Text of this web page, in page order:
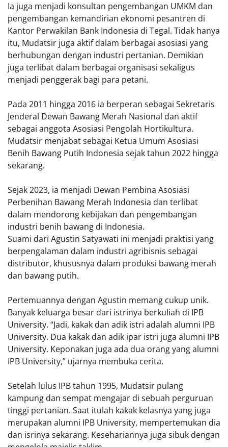
Ia juga menjadi konsultan pengembangan UMKM dan
pengembangan kemandirian ekonomi pesantren di
Kantor Perwakilan Bank Indonesia di Tegal. Tidak hanya
itu, Mudatsir juga aktif dalam berbagai asosiasi yang
berhubungan dengan industri pertanian. Demikian
juga terlibat dalam berbagai organisasi sekaligus
menjadi penggerak bagi para petani.
Pada 2011 hingga 2016 ia berperan sebagai Sekretaris
Jenderal Dewan Bawang Merah Nasional dan aktif
sebagai anggota Asosiasi Pengolah Hortikultura.
Mudatsir menjabat sebagai Ketua Umum Asosiasi
Benih Bawang Putih Indonesia sejak tahun 2022 hingga
sekarang.
Sejak 2023, ia menjadi Dewan Pembina Asosiasi
Perbenihan Bawang Merah Indonesia dan terlibat
dalam mendorong kebijakan dan pengembangan
industri benih bawang di Indonesia.
Suami dari Agustin Satyawati ini menjadi praktisi yang
berpengalaman dalam industri agribisnis sebagai
distributor, khususnya dalam produksi bawang merah
dan bawang putih.
Pertemuannya dengan Agustin memang cukup unik.
Banyak keluarga besar dari istrinya berkuliah di IPB
University. “Jadi, kakak dan adik istri adalah alumni IPB
University. Dua kakak dan adik ipar istri juga alumni IPB
University. Keponakan juga ada dua orang yang alumni
IPB University,” ujarnya membuka cerita.
Setelah lulus IPB tahun 1995, Mudatsir pulang
kampung dan sempat mengajar di sebuah perguruan
tinggi pertanian. Saat itulah kakak kelasnya yang juga
merupakan alumni IPB University, mempertemukan dia
dan isrinya sekarang. Kesehariannya juga sibuk dengan